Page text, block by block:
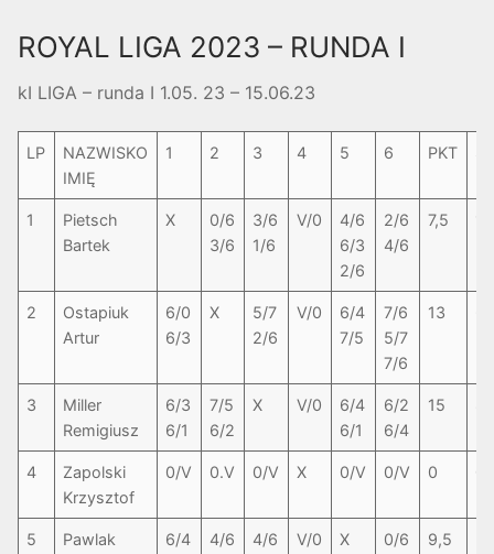
ROYAL LIGA 2023 – RUNDA I
kI LIGA – runda I 1.05. 23 – 15.06.23
LP
NAZWISKO
IMIĘ
1 2 3 4 5 6 PKT
1
Pietsch
Bartek
X
0/6
3/6
3/6
1/6
V/0
4/6
6/3
2/6
2/6
4/6
7,5
2
Ostapiuk
Artur
6/0
6/3
X
5/7
2/6
V/0
6/4
7/5
7/6
5/7
7/6
13
3
Miller
Remigiusz
6/3
6/1
7/5
6/2
X V/0
6/4
6/1
6/2
6/4
15
4
Zapolski
Krzysztof
0/V 0.V 0/V X 0/V 0/V 0
5
Pawlak
6/4
4/6
4/6
V/0 X
0/6
9,5